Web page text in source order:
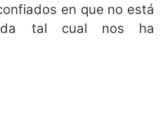
en que no está
tal cual nos ha